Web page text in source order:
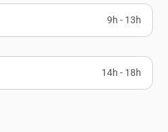
9h - 13h
14h - 18h